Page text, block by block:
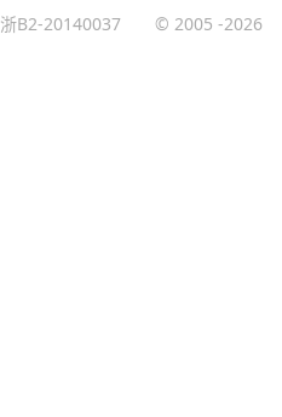
浙B2-20140037 © 2005 -2026